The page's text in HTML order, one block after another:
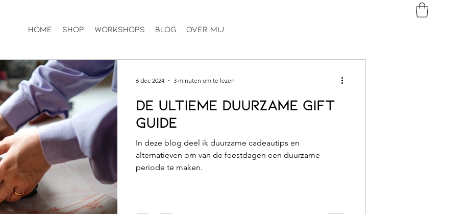
Home Shop Workshops Blog Over mij
De ultieme duurzame gift
guide
In deze blog deel ik duurzame cadeautips en
alternatieven om van de feestdagen een duurzame
periode te maken.
6 dec 2024 3 minuten om te lezen